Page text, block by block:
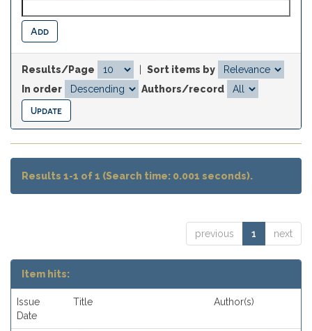
Results/Page
Sort items by
In order
Authors/record
Results 1-1 of 1 (Search time: 0.001 seconds).
previous 1 next
Item hits:
Issue
Date
Title Author(s)